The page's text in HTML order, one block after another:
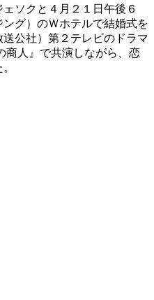
ソクと４月２１日午後６
グ）のＷホテルで結婚式を
公社）第２テレビのドラマ
商人』で共演しながら、恋